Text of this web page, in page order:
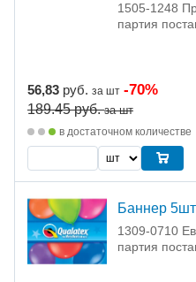
1505-1248
партия
56,83 руб. за шт -70%
189.45руб. за шт
в достаточном количестве
Баннер
1309-0710
партия